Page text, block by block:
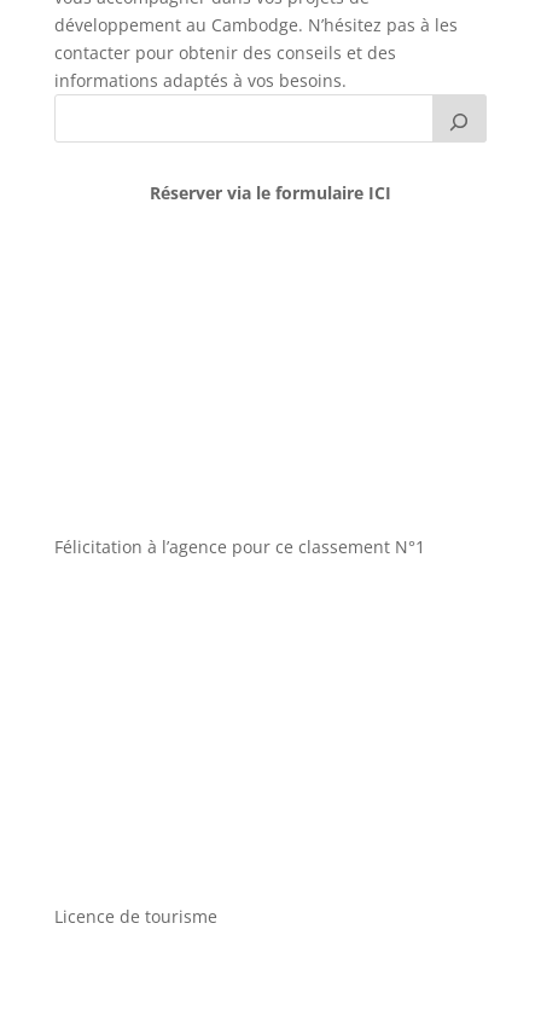
développement au Cambodge. N’hésitez pas à les
contacter pour obtenir des conseils et des
informations adaptés à vos besoins.
Réserver via le formulaire ICI
Félicitation à l’agence pour ce classement N°1
Licence de tourisme